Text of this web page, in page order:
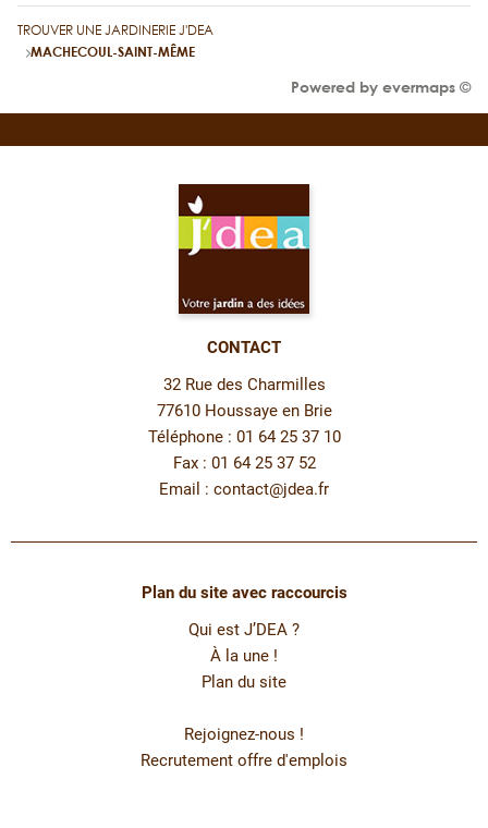
TROUVER UNE JARDINERIE J'DEA
MACHECOUL-SAINT-MÊME
Powered by evermaps ©
CONTACT
32 Rue des Charmilles
77610 Houssaye en Brie
Téléphone : 01 64 25 37 10
Fax : 01 64 25 37 52
Email : contact@jdea.fr
Plan du site avec raccourcis
Qui est J’DEA ?
À la une !
Plan du site
Rejoignez-nous !
Recrutement offre d'emplois